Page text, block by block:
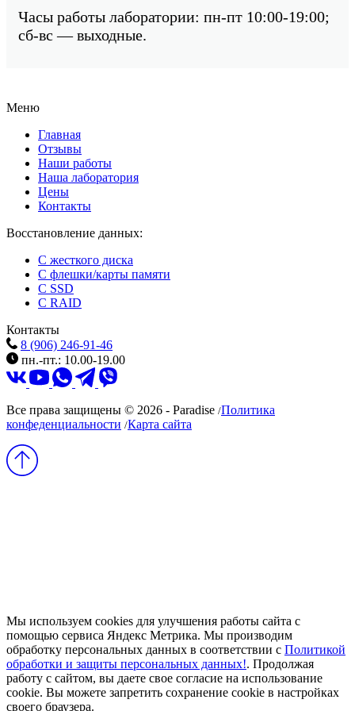
Часы работы лаборатории: пн-пт 10:00-19:00;
сб-вс — выходные.
Меню
Главная
Отзывы
Наши работы
Наша лаборатория
Цены
Контакты
Восстановление данных:
C жесткого диска
C флешки/карты памяти
C SSD
C RAID
Контакты
8 (906) 246-91-46
пн.-пт.: 10.00-19.00
Все права защищены © 2026 - Paradise /Политика
конфеденциальности /Карта сайта
Мы используем cookies для улучшения работы сайта с
помощью сервиса Яндекс Метрика. Мы производим
обработку персональных данных в соответствии с Политикой
обработки и защиты персональных данных!. Продолжая
работу с сайтом, вы даете свое согласие на использование
cookie. Вы можете запретить сохранение cookie в настройках
своего браузера.